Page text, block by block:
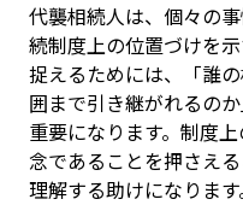
代襲相続人は、個々の
続制度上の位置づけを
捉えるためには、「誰
囲まで引き継がれるの
重要になります。制度
念であることを押さえ
理解する助けになります